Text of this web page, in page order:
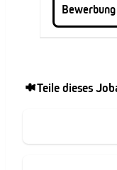
Teile dieses